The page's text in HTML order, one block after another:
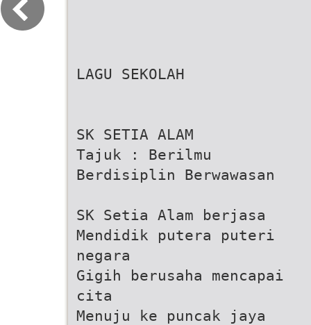
LAGU SEKOLAH
SK SETIA ALAM
Tajuk : Berilmu
Berdisiplin Berwawasan
SK Setia Alam berjasa
Mendidik putera puteri
negara
Gigih berusaha mencapai
cita
Menuju ke puncak jaya